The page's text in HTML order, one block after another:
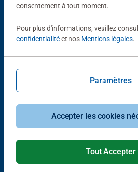
D'autres personnes
Loups sous les lumières du Nord
Puzzle adulte
consentement à tout moment.
Pour plus d'informations, veuillez
confidentialitéet nos Mentions légales.
Paramètres
Accepter les cookies
Tout Accepter